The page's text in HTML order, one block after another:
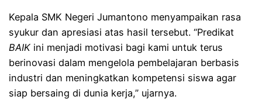
Kepala SMK Negeri Jumantono menyampaikan rasa
syukur dan apresiasi atas hasil tersebut. “Predikat
BAIK ini menjadi motivasi bagi kami untuk terus
berinovasi dalam mengelola pembelajaran berbasis
industri dan meningkatkan kompetensi siswa agar
siap bersaing di dunia kerja,” ujarnya.